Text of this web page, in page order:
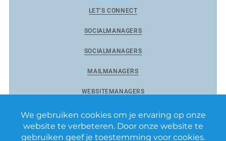
LET’S CONNECT
SOCIALMANAGERS
SOCIALMANAGERS
MAILMANAGERS
WEBSITEMANAGERS